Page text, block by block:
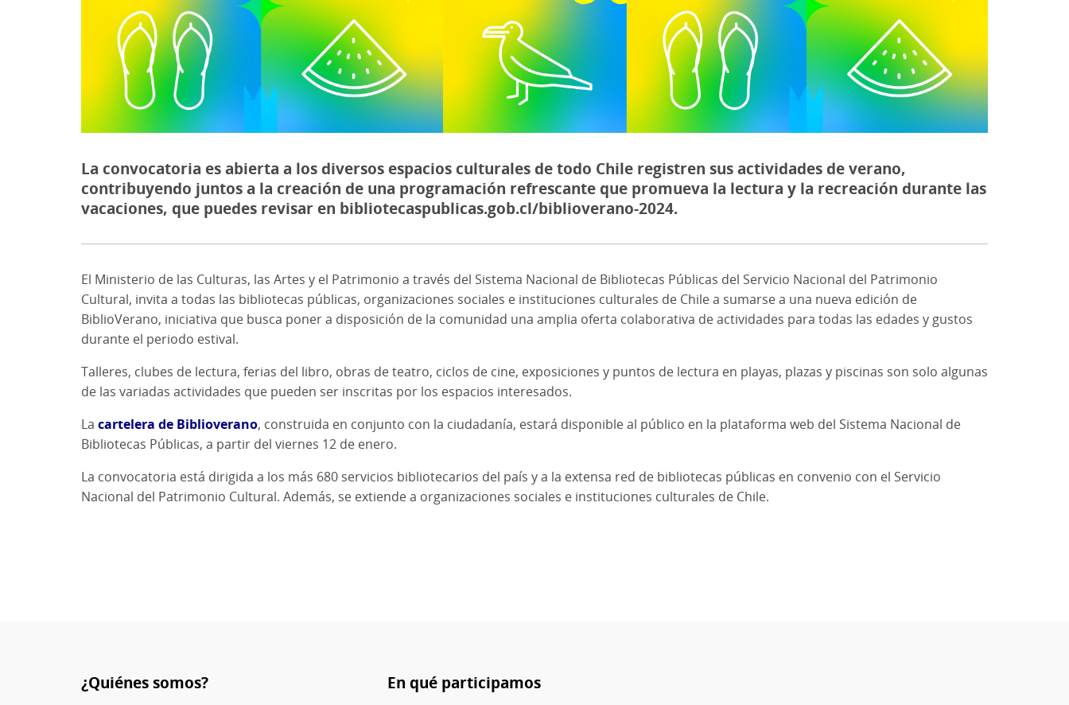
La convocatoria es abierta a los diversos espacios culturales de todo Chile registren sus actividades de verano,
contribuyendo juntos a la creación de una programación refrescante que promueva la lectura y la recreación durante las
vacaciones, que puedes revisar en bibliotecaspublicas.gob.cl/biblioverano-2024.
El Ministerio de las Culturas, las Artes y el Patrimonio a través del Sistema Nacional de Bibliotecas Públicas del Servicio Nacional del Patrimonio
Cultural, invita a todas las bibliotecas públicas, organizaciones sociales e instituciones culturales de Chile a sumarse a una nueva edición de
BiblioVerano, iniciativa que busca poner a disposición de la comunidad una amplia oferta colaborativa de actividades para todas las edades y gustos
durante el periodo estival.
Talleres, clubes de lectura, ferias del libro, obras de teatro, ciclos de cine, exposiciones y puntos de lectura en playas, plazas y piscinas son solo algunas
de las variadas actividades que pueden ser inscritas por los espacios interesados.
La cartelera de Biblioverano, construida en conjunto con la ciudadanía, estará disponible al público en la plataforma web del Sistema Nacional de
Bibliotecas Públicas, a partir del viernes 12 de enero.
La convocatoria está dirigida a los más 680 servicios bibliotecarios del país y a la extensa red de bibliotecas públicas en convenio con el Servicio
Nacional del Patrimonio Cultural. Además, se extiende a organizaciones sociales e instituciones culturales de Chile.
¿Quiénes somos? En qué participamos